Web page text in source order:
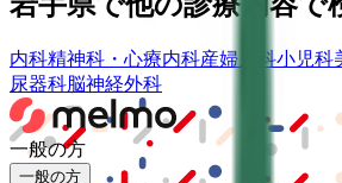
内科精神科・心療内科産婦人科小児科
尿器科脳神経外科
一般の方
一般の方